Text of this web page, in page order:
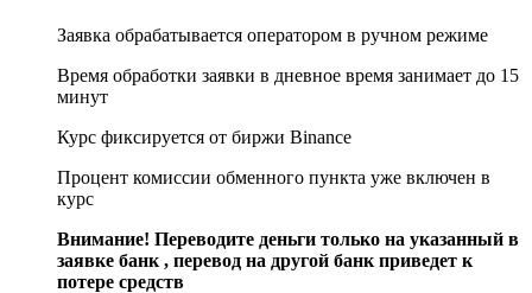
Заявка обрабатывается оператором в ручном режиме
Время обработки заявки в дневное время занимает до 15
минут
Курс фиксируется от биржи Binance
Процент комиссии обменного пункта уже включен в
курс
Внимание! Переводите деньги только на указанный в
заявке банк , перевод на другой банк приведет к
потере средств